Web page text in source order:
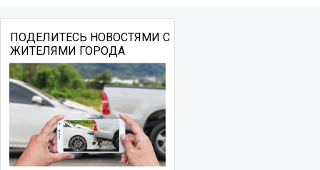
ПОДЕЛИТЕСЬ НОВОСТЯМИ С
ЖИТЕЛЯМИ ГОРОДА